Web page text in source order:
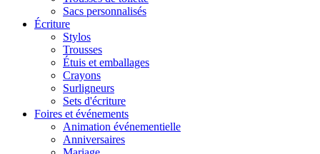
Sacs personnalisés
Écriture
Stylos
Trousses
Étuis et emballages
Crayons
Surligneurs
Sets d'écriture
Foires et événements
Animation événementielle
Anniversaires